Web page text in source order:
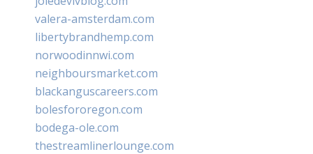
valera-amsterdam.com
libertybrandhemp.com
norwoodinnwi.com
neighboursmarket.com
blackanguscareers.com
bolesfororegon.com
bodega-ole.com
thestreamlinerlounge.com